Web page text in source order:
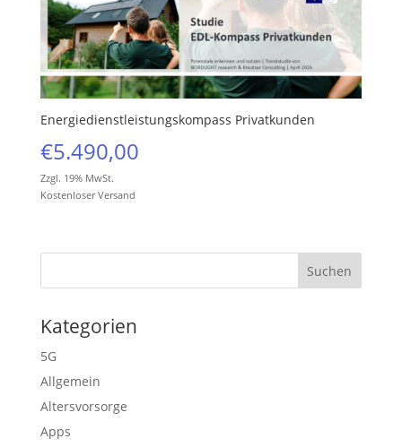
Energiedienstleistungskompass Privatkunden
€5.490,00
Zzgl. 19% MwSt.
Kostenloser Versand
Kategorien
5G
Allgemein
Altersvorsorge
Apps